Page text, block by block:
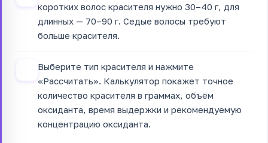
коротких волос красителя нужно 30–40 г, для
длинных — 70–90 г. Седые волосы требуют
больше красителя.
Выберите тип красителя и нажмите
«Рассчитать». Калькулятор покажет точное
количество красителя в граммах, объём
оксиданта, время выдержки и рекомендуемую
концентрацию оксиданта.